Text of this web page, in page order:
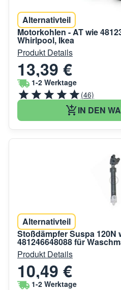
Alternativteil
Motorkohlen - AT wie
Whirlpool, Ikea
Produkt Details
13,39 €
1-2 Werktage
(46)
IN DEN
Alternativteil
Stoßdämpfer Suspa 120N
481246648088 für
Produkt Details
10,49 €
1-2 Werktage